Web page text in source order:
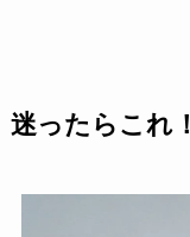
迷ったらこれ！